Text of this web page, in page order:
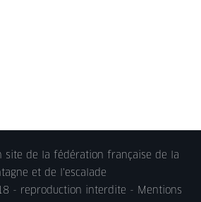
site de la fédération française de la
et de l'escalade
- reproduction interdite - Mentions